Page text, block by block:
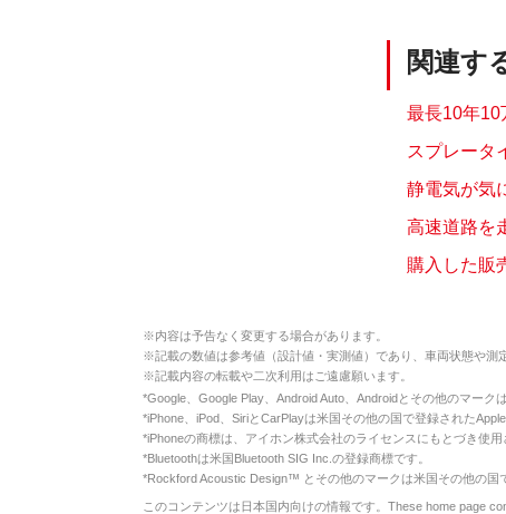
関連す
最長10年10
スプレータ
静電気が気
高速道路を
購入した販
※内容は予告なく変更する場合があります。
※記載の数値は参考値（設計値・実測値）であり、車両状態や測
※記載内容の転載や二次利用はご遠慮願います。
*Google、Google Play、Android Auto、Androidとその他のマーク
*iPhone、iPod、SiriとCarPlayは米国その他の国で登録されたApple
*iPhoneの商標は、アイホン株式会社のライセンスにもとづき使用
*Bluetoothは米国Bluetooth SIG Inc.の登録商標です。
*Rockford Acoustic Design™ とその他のマークは米国その他の国
このコンテンツは日本国内向けの情報です。These home page